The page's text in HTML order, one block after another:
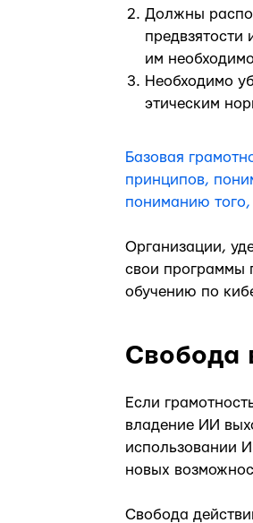
Должны
им
Необходимо
этическим
Базовая
принципов,
пониманию того,
Организации,
свои программы
обучению по
Свобода
Если
владение ИИ
использовании
новых
Свобода